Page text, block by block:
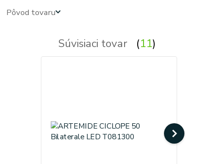
Pôvod tovaru
Súvisiaci tovar 11